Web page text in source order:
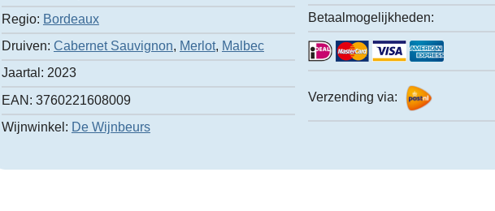
Regio: Bordeaux
Druiven: Cabernet Sauvignon, Merlot, Malbec
Jaartal: 2023
EAN: 3760221608009
Wijnwinkel: De Wijnbeurs
Betaalmogelijkheden:
Verzending via: